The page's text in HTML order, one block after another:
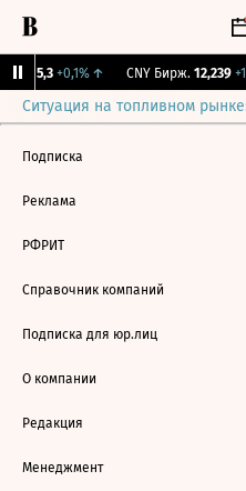
115,3 +0,1%↑ CNY Бирж. 12,239
Ситуация на топливном
Подписка
Реклама
РФРИТ
Справочник компаний
Подписка для юр.лиц
О компании
Редакция
Менеджмент